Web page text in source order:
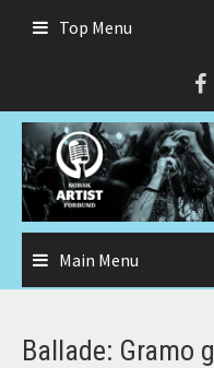
Top Menu
Main Menu
Ballade: Gramo